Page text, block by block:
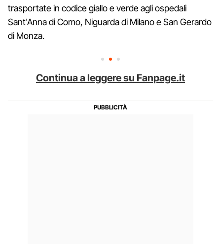
trasportate in codice giallo e verde agli ospedali
Sant'Anna di Como, Niguarda di Milano e San Gerardo
di Monza.
Continua a leggere su Fanpage.it